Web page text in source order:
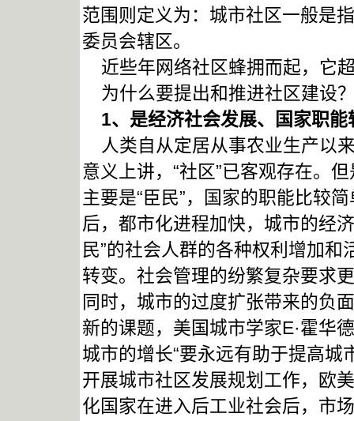
范围则定义为：城市社区一般是
委员会辖区。
近些年网络社区蜂拥而起，它
为什么要提出和推进社区建设
1、是经济社会发展、国家职
人类自从定居从事农业生产以
意义上讲，“社区”已客观存在。
主要是“臣民”，国家的职能比较
后，都市化进程加快，城市的经
民”的社会人群的各种权利增加
转变。社会管理的纷繁复杂要求
同时，城市的过度扩张带来的负
新的课题，美国城市学家E·霍华
城市的增长“要永远有助于提高城
开展城市社区发展规划工作，欧
化国家在进入后工业社会后，市